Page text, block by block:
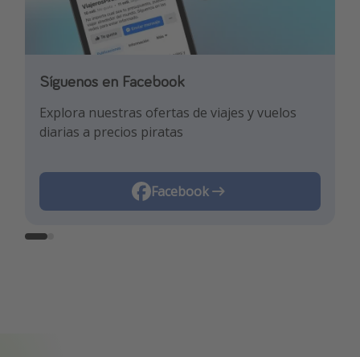
Síguenos en Facebook
Explora nuestras ofertas de viajes y vuelos
diarias a precios piratas
Facebook
Síguenos en TikTok
¡Para enterarte de las mejores ofertas y los
mejores trucos de viaje!
TikTok